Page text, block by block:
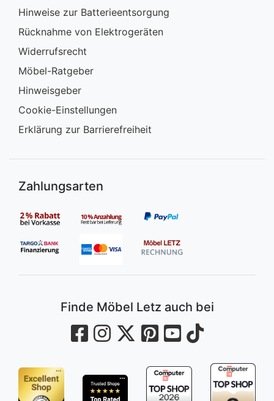
Hinweise zur Batterieentsorgung
Rücknahme von Elektrogeräten
Widerrufsrecht
Möbel-Ratgeber
Hinweisgeber
Cookie-Einstellungen
Erklärung zur Barrierefreiheit
Zahlungsarten
Finde Möbel Letz auch bei